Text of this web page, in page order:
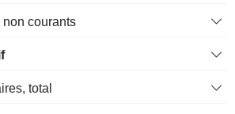
courants
total